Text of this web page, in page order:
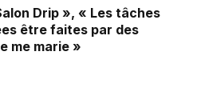
Drip », « Les tâches
être faites par des
me marie »